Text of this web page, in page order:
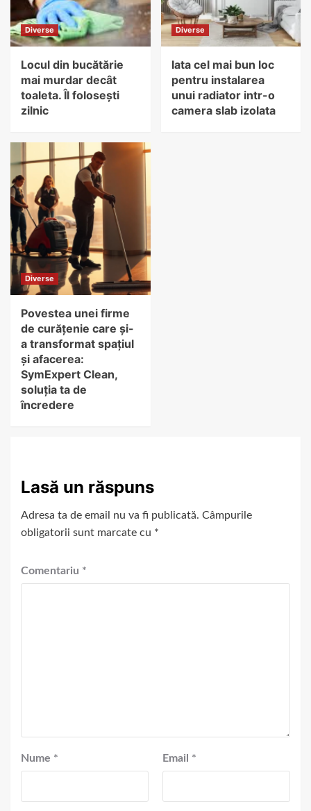
Diverse
Locul din bucătărie
mai murdar decât
toaleta. Îl folosești
zilnic
Diverse
Iata cel mai bun loc
pentru instalarea
unui radiator intr-o
camera slab izolata
Diverse
Povestea unei firme
de curățenie care și-
a transformat spațiul
și afacerea:
SymExpert Clean,
soluția ta de
încredere
Lasă un răspuns
Adresa ta de email nu va fi publicată. Câmpurile
obligatorii sunt marcate cu *
Comentariu *
Nume * Email *